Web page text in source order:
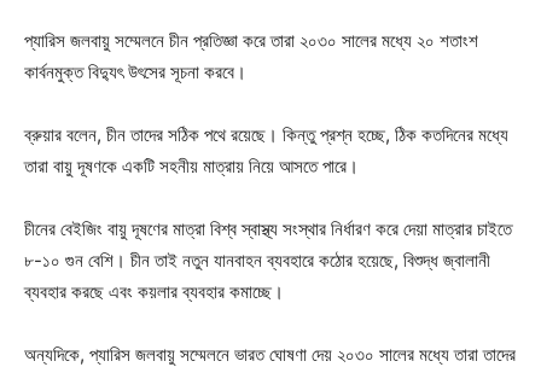
প্যারিস জলবায়ু সম্মেলনে চীন প্রতিজ্ঞা করে তারা ২০৩০ সালের মধ্যে ২০ শতাংশ
কার্বনমুক্ত বিদ্যুৎ উৎসের সূচনা করবে।
ব্রুয়ার বলেন, চীন তাদের সঠিক পথে রয়েছে। কিন্তু প্রশ্ন হচ্ছে, ঠিক কতদিনের মধ্যে
তারা বায়ু দূষণকে একটি সহনীয় মাত্রায় নিয়ে আসতে পারে।
চীনের বেইজিং বায়ু দূষণের মাত্রা বিশ্ব স্বাস্থ্য সংস্থার নির্ধারণ করে দেয়া মাত্রার চাইতে
৮-১০ গুন বেশি। চীন তাই নতুন যানবাহন ব্যবহারে কঠোর হয়েছে, বিশুদ্ধ জ্বালানী
ব্যবহার করছে এবং কয়লার ব্যবহার কমাচ্ছে।
অন্যদিকে, প্যারিস জলবায়ু সম্মেলনে ভারত ঘোষণা দেয় ২০৩০ সালের মধ্যে তারা তাদের